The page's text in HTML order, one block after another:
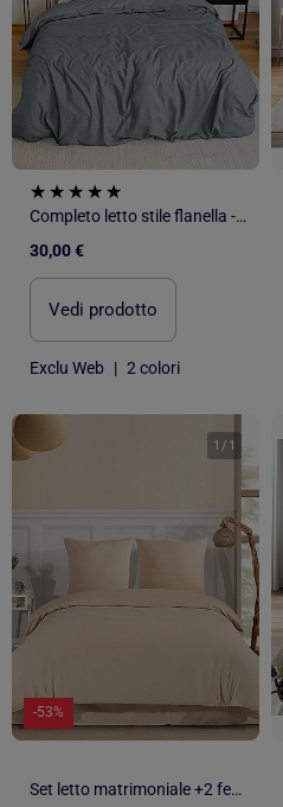
Completo letto stile flanella - 2 piazze
30,00 €
Vedi prodotto
Exclu Web | 2 colori
1 / 1
-53%
Set letto matrimoniale +2 federe 65x65 cm flanella di cotone